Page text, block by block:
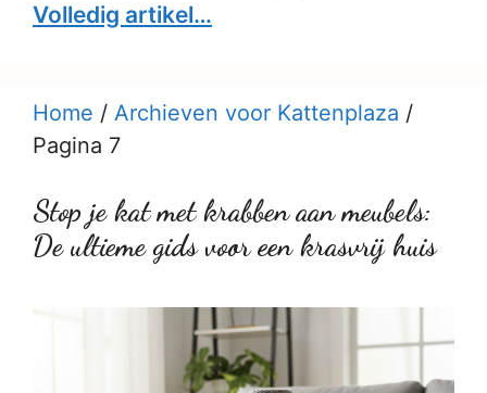
Volledig artikel…
Home / Archieven voor Kattenplaza /
Pagina 7
Stop je kat met krabben aan meubels:
De ultieme gids voor een krasvrij huis